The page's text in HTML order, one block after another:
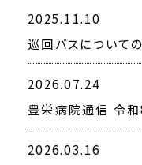
2025.11.10
巡回バスについて
2026.07.24
豊栄病院通信 令
2026.03.16